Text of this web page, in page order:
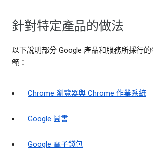
針對特定產品的做法
以下說明部分 Google 產品和服務所採行
範：
Chrome 瀏覽器與 Chrome 作業系統
Google 圖書
Google 電子錢包